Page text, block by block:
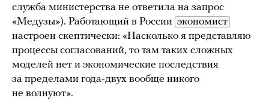
служба министерства не ответила на запрос
«Медузы»). Работающий в России экономист
настроен скептически: «Насколько я представляю
процессы согласований, то там таких сложных
моделей нет и экономические последствия
за пределами года-двух вообще никого
не волнуют».